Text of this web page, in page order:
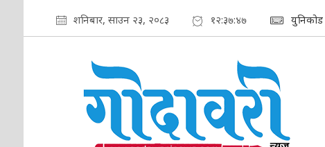
शनिबार, साउन २३, २०८३ १२:३७:४८ युनिकोड